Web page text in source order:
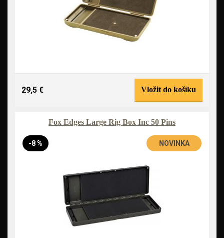
29,5 € Vložit do košíku
Fox Edges Large Rig Box Inc 50 Pins
-8 % NOVINKA